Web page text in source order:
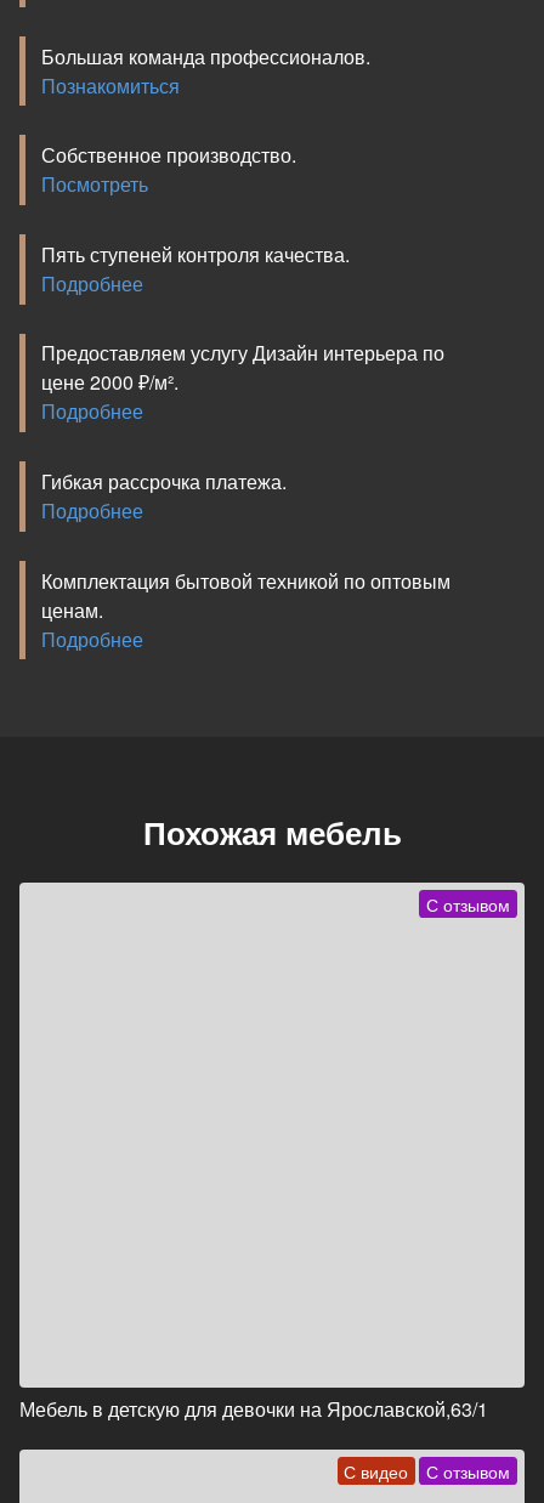
Большая команда профессионалов.
Познакомиться
Собственное производство.
Посмотреть
Пять ступеней контроля качества.
Подробнее
Предоставляем услугу Дизайн интерьера по
цене 2000 ₽/м².
Подробнее
Гибкая рассрочка платежа.
Подробнее
Комплектация бытовой техникой по оптовым
ценам.
Подробнее
Похожая мебель
С отзывом
Мебель в детскую для девочки на Ярославской,63/1
С видео С отзывом